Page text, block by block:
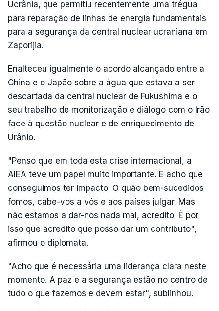
Ucrânia, que permitiu recentemente uma trégua
para reparação de linhas de energia fundamentais
para a segurança da central nuclear ucraniana em
Zaporijia.
Enalteceu igualmente o acordo alcançado entre a
China e o Japão sobre a água que estava a ser
descartada da central nuclear de Fukushima e o
seu trabalho de monitorização e diálogo com o Irão
face à questão nuclear e de enriquecimento de
Urânio.
"Penso que em toda esta crise internacional, a
AIEA teve um papel muito importante. E acho que
conseguimos ter impacto. O quão bem-sucedidos
fomos, cabe-vos a vós e aos países julgar. Mas
não estamos a dar-nos nada mal, acredito. É por
isso que acredito que posso dar um contributo",
afirmou o diplomata.
"Acho que é necessária uma liderança clara neste
momento. A paz e a segurança estão no centro de
tudo o que fazemos e devem estar", sublinhou.